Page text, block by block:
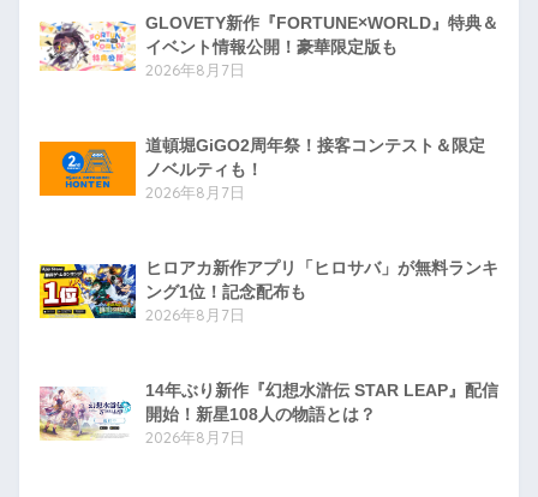
GLOVETY新作『FORTUNE×WORLD』特典＆
イベント情報公開！豪華限定版も
2026年8月7日
道頓堀GiGO2周年祭！接客コンテスト＆限定
ノベルティも！
2026年8月7日
ヒロアカ新作アプリ「ヒロサバ」が無料ランキ
ング1位！記念配布も
2026年8月7日
14年ぶり新作『幻想水滸伝 STAR LEAP』配信
開始！新星108人の物語とは？
2026年8月7日